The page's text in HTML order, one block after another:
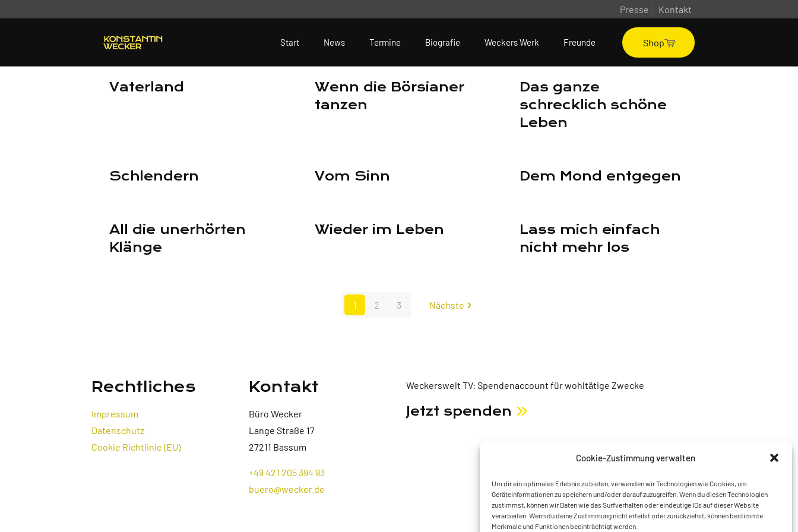
Cookie-Zustimmung verwalten
Um dir ein optimales Erlebnis zu bieten, verwenden wir Technologien wie Cookies, um
Geräteinformationen zu speichern und/oder darauf zuzugreifen. Wenn du diesen Technologien
zustimmst, können wir Daten wie das Surfverhalten oder eindeutige IDs auf dieser Website
verarbeiten. Wenn du deine Zustimmung nicht erteilst oder zurückziehst, können bestimmte
Merkmale und Funktionen beeinträchtigt werden.
Presse Kontakt
Start News Termine Biografie Weckers Werk Freunde Shop
Vaterland
Wenn die Börsianer
tanzen
Das ganze
schrecklich schöne
Leben
Schlendern Vom Sinn Dem Mond entgegen
All die unerhörten
Klänge
Wieder im Leben
Lass mich einfach
nicht mehr los
1 2 3 Nächste
Rechtliches
Impressum
Datenschutz
Cookie Richtlinie (EU)
Kontakt
Büro Wecker
Lange Straße 17
27211 Bassum
+49 421 205 394 93
buero@wecker.de
Weckerswelt TV: Spendenaccount für wohltätige Zwecke
Jetzt spenden